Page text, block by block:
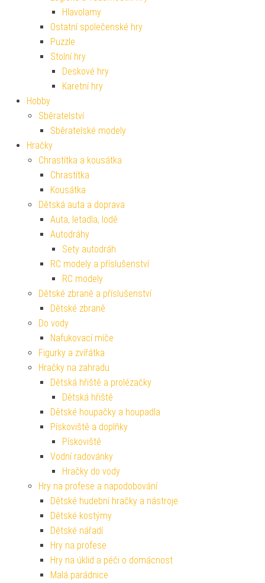
Hlavolamy
Ostatní společenské hry
Puzzle
Stolní hry
Deskové hry
Karetní hry
Hobby
Sběratelství
Sběratelské modely
Hračky
Chrastítka a kousátka
Chrastítka
Kousátka
Dětská auta a doprava
Auta, letadla, lodě
Autodráhy
Sety autodráh
RC modely a příslušenství
RC modely
Dětské zbraně a příslušenství
Dětské zbraně
Do vody
Nafukovací míče
Figurky a zvířátka
Hračky na zahradu
Dětská hřiště a prolézačky
Dětská hřiště
Dětské houpačky a houpadla
Pískoviště a doplňky
Pískoviště
Vodní radovánky
Hračky do vody
Hry na profese a napodobování
Dětské hudební hračky a nástroje
Dětské kostýmy
Dětské nářadí
Hry na profese
Hry na úklid a péči o domácnost
Malá parádnice